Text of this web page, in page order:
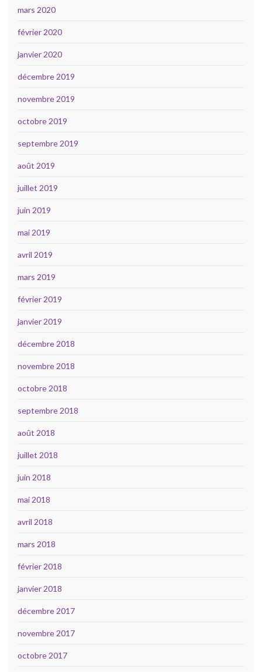
mars 2020
février 2020
janvier 2020
décembre 2019
novembre 2019
octobre 2019
septembre 2019
août 2019
juillet 2019
juin 2019
mai 2019
avril 2019
mars 2019
février 2019
janvier 2019
décembre 2018
novembre 2018
octobre 2018
septembre 2018
août 2018
juillet 2018
juin 2018
mai 2018
avril 2018
mars 2018
février 2018
janvier 2018
décembre 2017
novembre 2017
octobre 2017